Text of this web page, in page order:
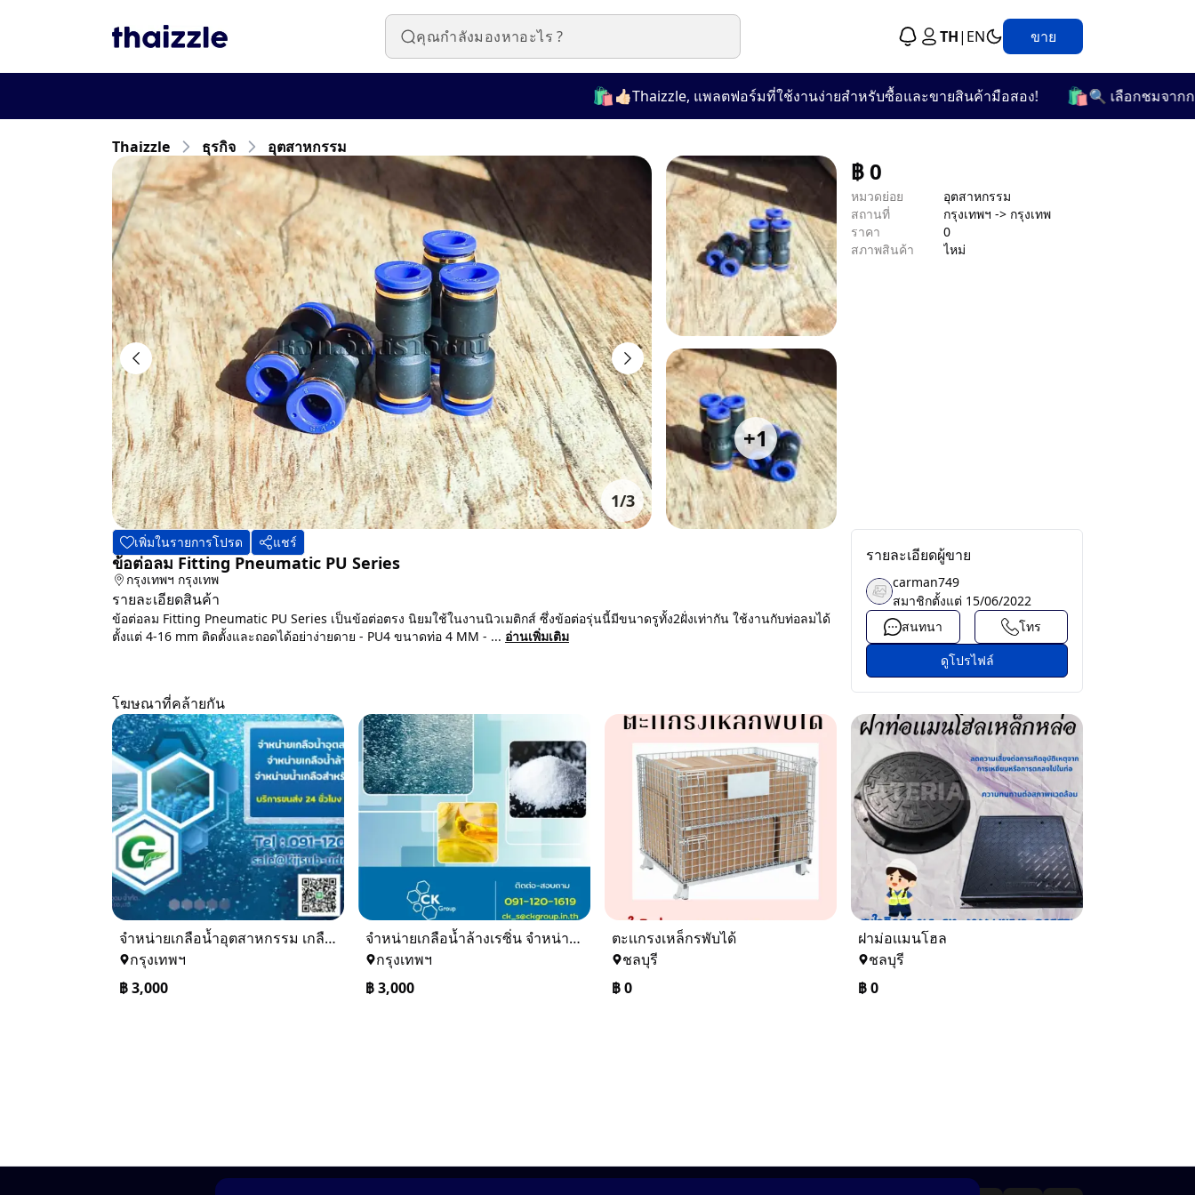
TH| EN ขาย
👍🏻Thaizzle, แพลตฟอร์มที่ใช้งานง่ายสำหรับซื้อและขายสินค้ามือสอง! 🛍️ 🔍 เลือกชมจากกว่า
Thaizzle ธุรกิจ อุตสาหกรรม
1/3
+1
฿0
หมวดย่อย
อุตสาหกรรม
สถานที่
กรุงเทพฯ -> กรุงเทพ
ราคา
0
สภาพสินค้า
ไหม่
เพิ่มในรายการโปรด แชร์
ข้อต่อลม Fitting Pneumatic PU Series
กรุงเทพฯ กรุงเทพ
รายละเอียดสินค้า
ข้อต่อลม Fitting Pneumatic PU Series เป็นข้อต่อตรง นิยมใช้ในงานนิวเมติกส์ ซึ่งข้อต่อรุ่นนี้มีขนาดรูทั้ง2ฝั่งเท่ากัน ใช้งานกับท่อลมได้
ตั้งแต่ 4-16 mm ติดตั้งและถอดได้อย่าง่ายดาย - PU4 ขนาดท่อ 4 MM - ... อ่านเพิ่มเติม
รายละเอียดผู้ขาย
carman749
สมาชิกตั้งแต่ 15/06/2022
สนทนา
โทร
ดูโปรไฟล์
โฆษณาที่คล้ายกัน
จำหน่ายเกลือน้ำอุตสาหกรรม เกลือน้ำล้างเรซิ่น
กรุงเทพฯ
฿3,000
จำหน่ายเกลือน้ำล้างเรซิ่น จำหน่ายเกลือน้ำอุตสาหกรรม
กรุงเทพฯ
฿3,000
ตะเเกรงเหล็กรพับได้
ชลบุรี
฿0
ฝาม่อเเมนโฮล
ชลบุรี
฿0